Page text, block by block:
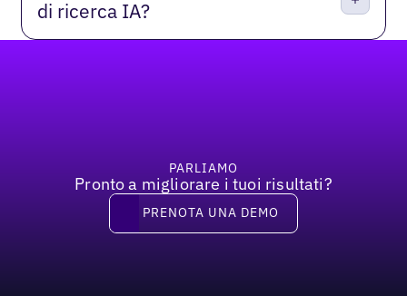
di ricerca IA?
PARLIAMO
Pronto a migliorare i tuoi risultati?
Prenota una demo
PRENOTA UNA DEMO